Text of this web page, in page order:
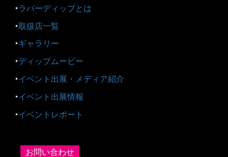
‣ラバーディップとは
‣取扱店一覧
‣ギャラリー
‣ディップムービー
‣イベント出展・メディア紹介
‣イベント出展情報
‣イベントレポート
お問い合わせ